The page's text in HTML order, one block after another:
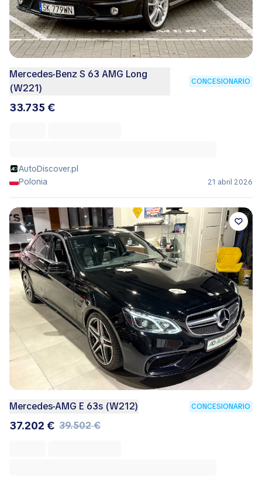
Mercedes-Benz S 63 AMG Long
(W221)
CONCESIONARIO
33.735 €
AutoDiscover.pl
Polonia
21 abril 2026
Mercedes-AMG E 63s (W212) CONCESIONARIO
37.202 € 39.502 €